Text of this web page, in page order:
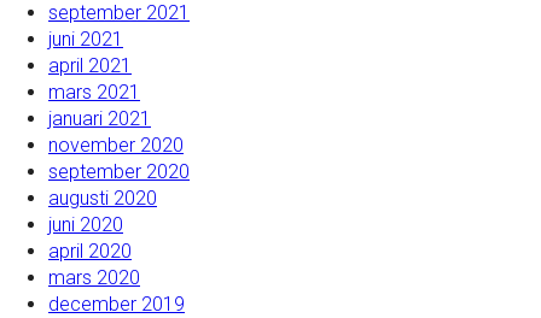
september 2021
juni 2021
april 2021
mars 2021
januari 2021
november 2020
september 2020
augusti 2020
juni 2020
april 2020
mars 2020
december 2019